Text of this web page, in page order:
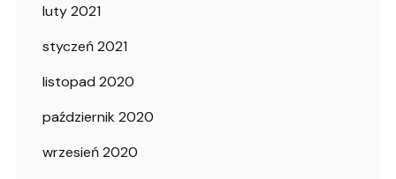
luty 2021
styczeń 2021
listopad 2020
październik 2020
wrzesień 2020